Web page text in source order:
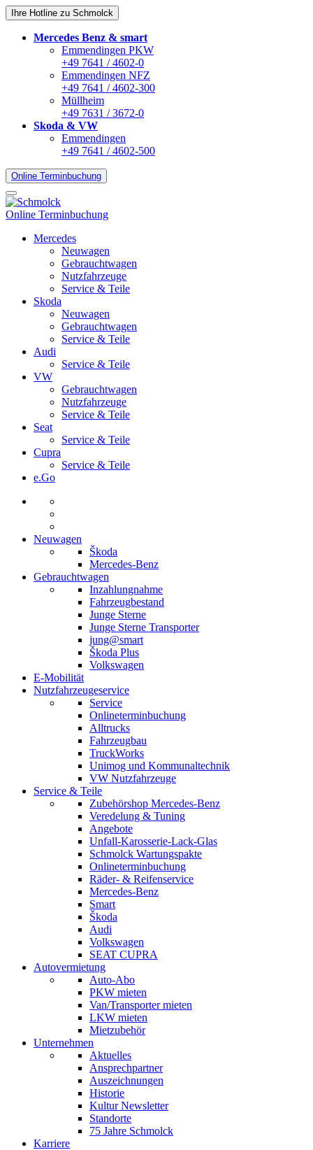
Ihre Hotline zu Schmolck
Mercedes Benz & smart
Emmendingen PKW
+49 7641 / 4602-0
Emmendingen NFZ
+49 7641 / 4602-300
Müllheim
+49 7631 / 3672-0
Skoda & VW
Emmendingen
+49 7641 / 4602-500
Online Terminbuchung
Online Terminbuchung
Mercedes
Neuwagen
Gebrauchtwagen
Nutzfahrzeuge
Service & Teile
Skoda
Neuwagen
Gebrauchtwagen
Service & Teile
Audi
Service & Teile
VW
Gebrauchtwagen
Nutzfahrzeuge
Service & Teile
Seat
Service & Teile
Cupra
Service & Teile
e.Go
Neuwagen
Škoda
Mercedes-Benz
Gebrauchtwagen
Inzahlungnahme
Fahrzeugbestand
Junge Sterne
Junge Sterne Transporter
jung@smart
Škoda Plus
Volkswagen
E-Mobilität
Nutzfahrzeugeservice
Service
Onlineterminbuchung
Alltrucks
Fahrzeugbau
TruckWorks
Unimog und Kommunaltechnik
VW Nutzfahrzeuge
Service & Teile
Zubehörshop Mercedes-Benz
Veredelung & Tuning
Angebote
Unfall-Karosserie-Lack-Glas
Schmolck Wartungspakte
Onlineterminbuchung
Räder- & Reifenservice
Mercedes-Benz
Smart
Škoda
Audi
Volkswagen
SEAT CUPRA
Autovermietung
Auto-Abo
PKW mieten
Van/Transporter mieten
LKW mieten
Mietzubehör
Unternehmen
Aktuelles
Ansprechpartner
Auszeichnungen
Historie
Kultur Newsletter
Standorte
75 Jahre Schmolck
Karriere